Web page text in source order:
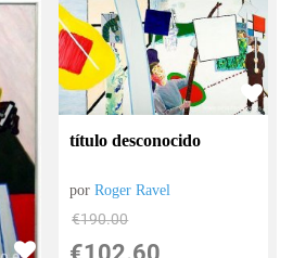
título desconocido
porRoger Ravel
€190.00